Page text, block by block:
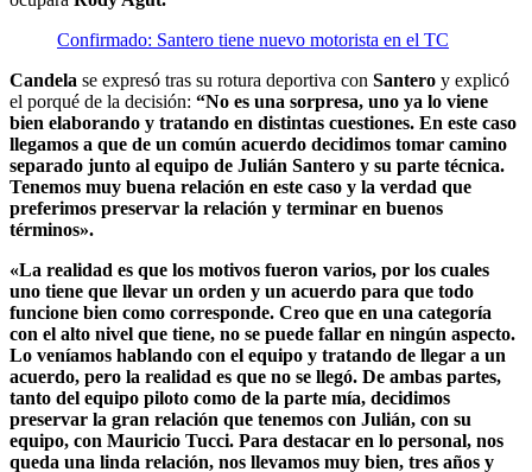
Confirmado: Santero tiene nuevo motorista en el TC
Candela se expresó tras su rotura deportiva con Santero y explicó
el porqué de la decisión: “No es una sorpresa, uno ya lo viene
bien elaborando y tratando en distintas cuestiones. En este caso
llegamos a que de un común acuerdo decidimos tomar camino
separado junto al equipo de Julián Santero y su parte técnica.
Tenemos muy buena relación en este caso y la verdad que
preferimos preservar la relación y terminar en buenos
términos».
«La realidad es que los motivos fueron varios, por los cuales
uno tiene que llevar un orden y un acuerdo para que todo
funcione bien como corresponde. Creo que en una categoría
con el alto nivel que tiene, no se puede fallar en ningún aspecto.
Lo veníamos hablando con el equipo y tratando de llegar a un
acuerdo, pero la realidad es que no se llegó. De ambas partes,
tanto del equipo piloto como de la parte mía, decidimos
preservar la gran relación que tenemos con Julián, con su
equipo, con Mauricio Tucci. Para destacar en lo personal, nos
queda una linda relación, nos llevamos muy bien, tres años y